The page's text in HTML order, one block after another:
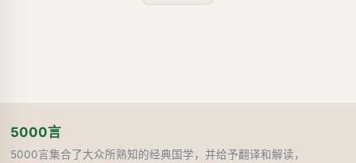
5000言
5000言集合了大众所熟知的经典国学，并给予翻译和解读，